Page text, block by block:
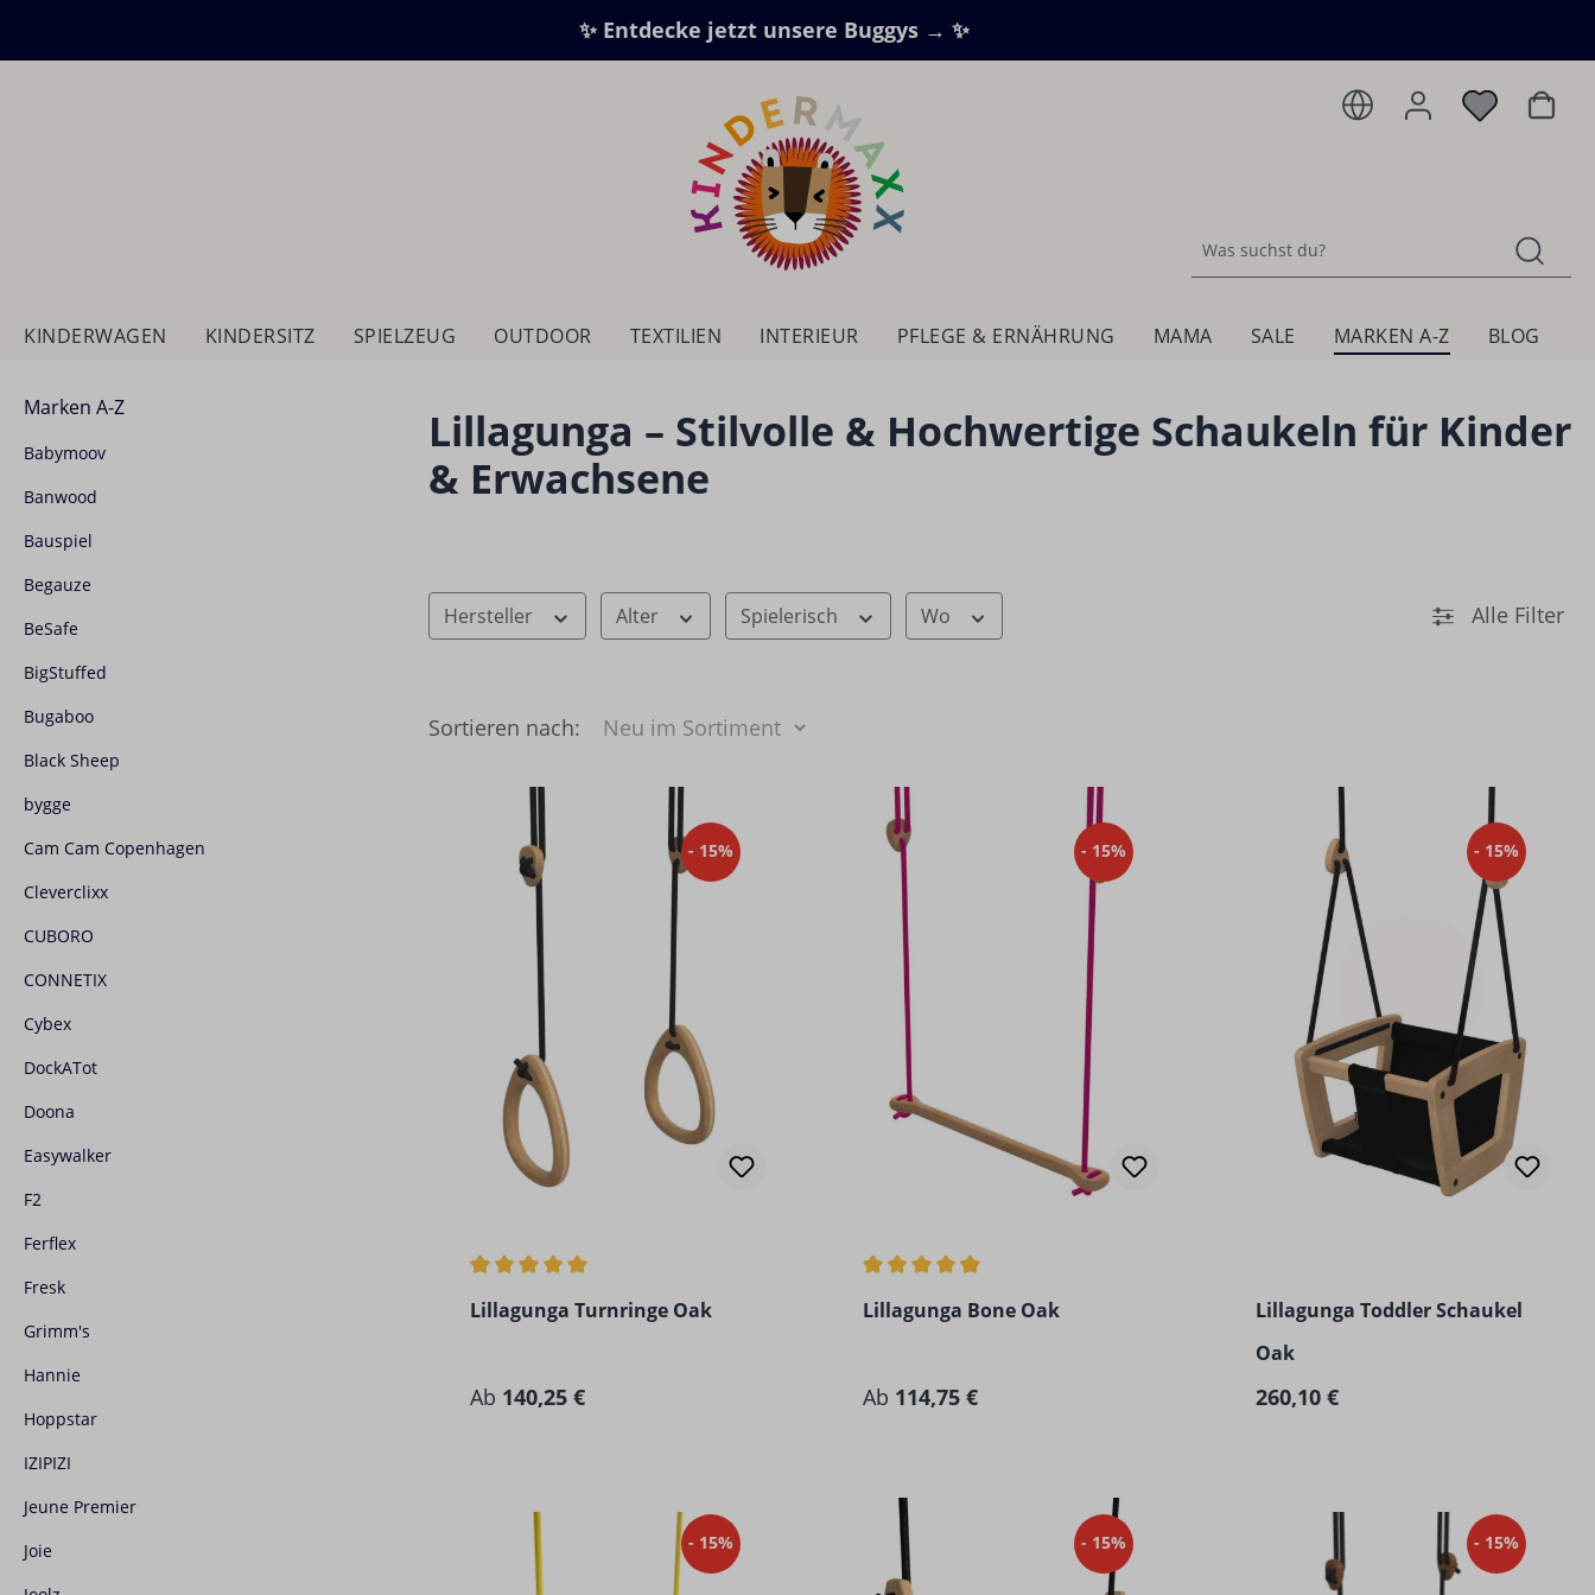
✨ Entdecke jetzt unsere Buggys → ✨
KINDERWAGEN KINDERSITZ SPIELZEUG OUTDOOR TEXTILIEN IN­TE­RI­EUR PFLEGE & ERNÄHRUNG MAMA SALE MARKEN A-Z BLOG
Marken A-Z
Babymoov
Banwood
Bauspiel
Begauze
BeSafe
BigStuffed
Bugaboo
Black Sheep
bygge
Cam Cam Copenhagen
Cleverclixx
CUBORO
CONNETIX
Cybex
DockATot
Doona
Easywalker
F2
Ferflex
Fresk
Grimm's
Hannie
Hoppstar
IZIPIZI
Jeune Premier
Joie
Lillagunga – Stilvolle & Hochwertige Schaukeln für Kinder
& Erwachsene
Hersteller Alter Spielerisch Wo Alle Filter
Sortieren nach:
- 15%
Lillagunga Turnringe Oak
Regulärer Preis:
Ab 140,25 €
- 15%
Lillagunga Bone Oak
Regulärer Preis:
Ab 114,75 €
- 15%
Lillagunga Toddler Schaukel
Oak
Regulärer Preis:
260,10 €
- 15% - 15% - 15%